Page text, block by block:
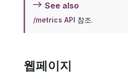
See also
/metrics API 참조.
웹페이지